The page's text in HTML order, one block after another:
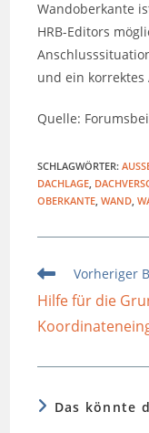
Wandoberkante
HRB-Editors
und ein korrektes
Quelle:
SCHLAGWÖRTER:
DACHLAGE
OBERKANTE WAND
Weitere
ansehen
Vorheriger
Hilfe für die
Das könnte